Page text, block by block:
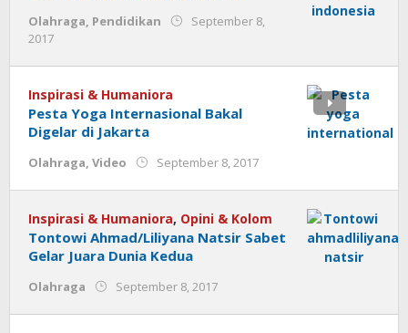
Olahraga, Pendidikan
September 8,
2017
Inspirasi & Humaniora
Pesta Yoga Internasional Bakal
Digelar di Jakarta
Olahraga, Video September 8, 2017
Inspirasi & Humaniora, Opini & Kolom
Tontowi Ahmad/Liliyana Natsir Sabet
Gelar Juara Dunia Kedua
Olahraga September 8, 2017